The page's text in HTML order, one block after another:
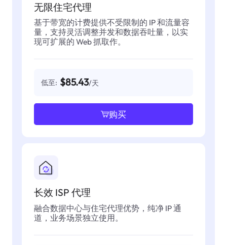
无限住宅代理
基于带宽的计费提供不受限制的 IP 和流量容
量，支持灵活调整并发和数据吞吐量，以实
现可扩展的 Web 抓取作。
低至: $85.43/天
购买
长效 ISP 代理
融合数据中心与住宅代理优势，纯净 IP 通
道，业务场景独立使用。